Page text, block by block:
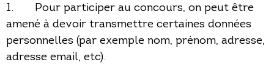
1. Pour participer au concours, on peut être
amené à devoir transmettre certaines données
personnelles (par exemple nom, prénom, adresse,
adresse email, etc).